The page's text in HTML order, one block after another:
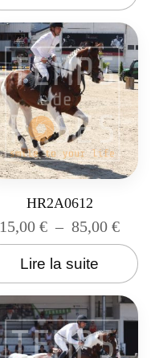
HR2A0612
15,00€ – 85,00€
Lire la suite